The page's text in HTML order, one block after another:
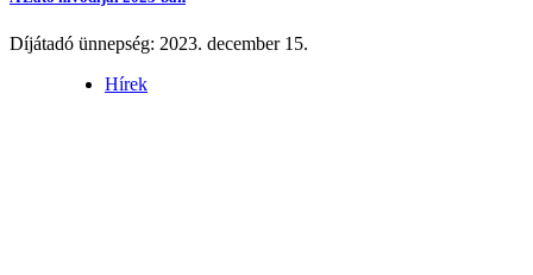
Díjátadó ünnepség: 2023. december 15.
Hírek